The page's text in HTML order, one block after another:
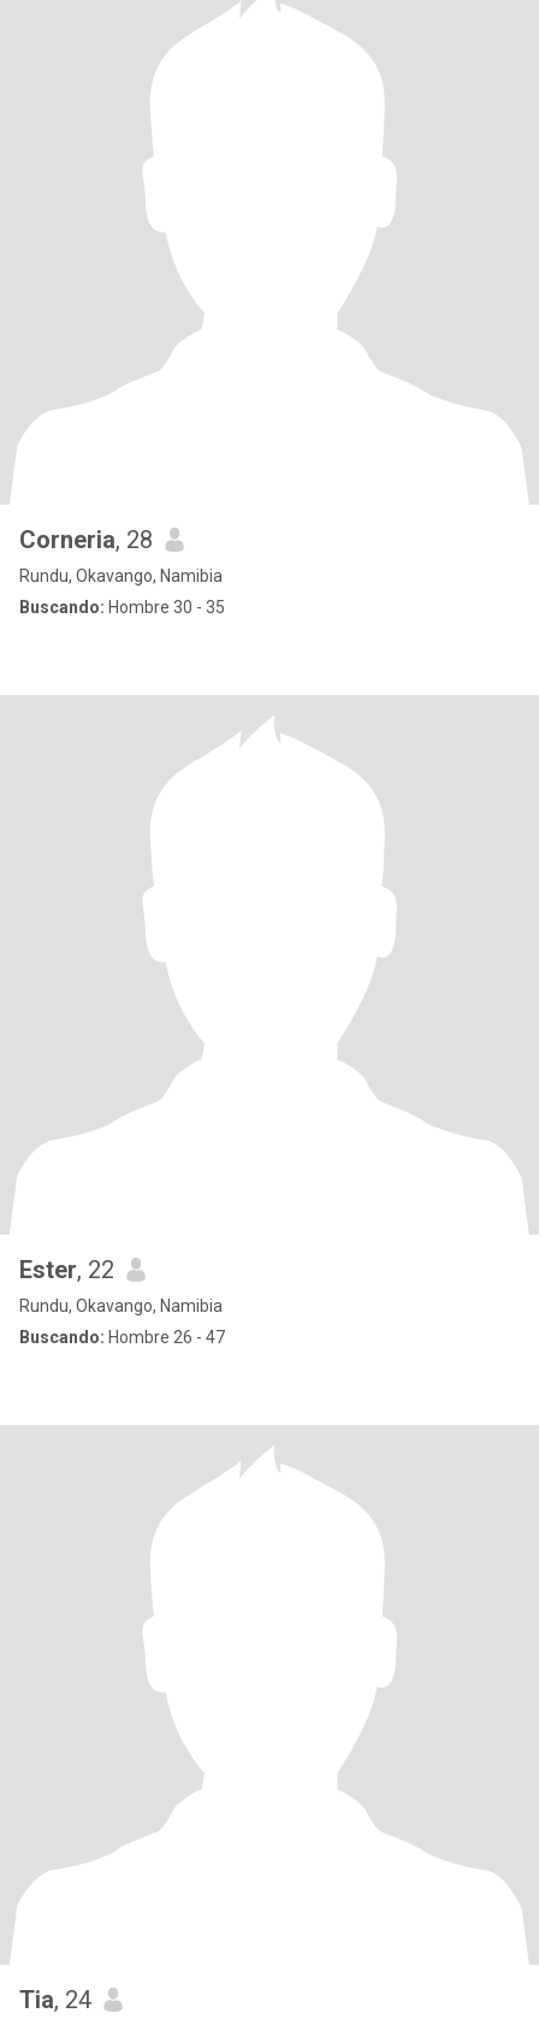
Corneria, 28
Rundu, Okavango, Namibia
Buscando: Hombre 30 - 35
Ester, 22
Rundu, Okavango, Namibia
Buscando: Hombre 26 - 47
Tia, 24